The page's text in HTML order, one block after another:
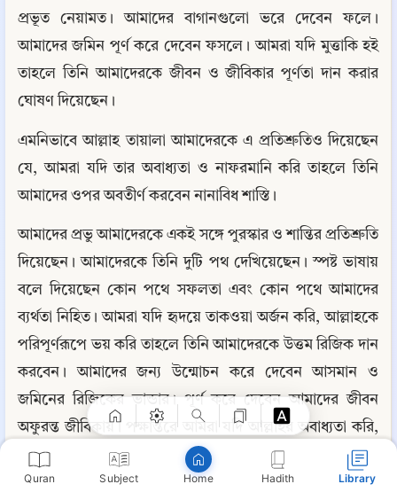
Quran Subject Home Hadith Library
প্রভূত নেয়ামত। আমাদের বাগানগুলো ভরে দেবেন ফলে।
আমাদের জমিন পূর্ণ করে দেবেন ফসলে। আমরা যদি মুত্তাকি হই
তাহলে তিনি আমাদেরকে জীবন ও জীবিকার পূর্ণতা দান করার
ঘোষণ দিয়েছেন।
এমনিভাবে আল্লাহ তায়ালা আমাদেরকে এ প্রতিশ্রুতিও দিয়েছেন
যে, আমরা যদি তার অবাধ্যতা ও নাফরমানি করি তাহলে তিনি
আমাদের ওপর অবতীর্ণ করবেন নানাবিধ শাস্তি।
আমাদের প্রভু আমাদেরকে একই সঙ্গে পুরস্কার ও শান্তির প্রতিশ্রুতি
দিয়েছেন। আমাদেরকে তিনি দুটি পথ দেখিয়েছেন। স্পষ্ট ভাষায়
বলে দিয়েছেন কোন পথে সফলতা এবং কোন পথে আমাদের
ব্যর্থতা নিহিত। আমরা যদি হৃদয়ে তাকওয়া অর্জন করি, আল্লাহকে
পরিপূর্ণরূপে ভয় করি তাহলে তিনি আমাদেরকে উত্তম রিজিক দান
করবেন। আমাদের জন্য উন্মোচন করে দেবেন আসমান ও
জমিনের রিজিকের ভান্ডার। পূর্ণ করে দেবেন আমাদের জীবন
অফুরন্ত জীবিকায়। পক্ষান্তরে আমরা যদি আল্লাহর অবাধ্যতা করি,
তার নাফরমানি করি, তার আদেশ-নিষেধ মেনে না চলি, তাহলে
তিনি আমাদের ওপর অবতীর্ণ করবেন আসমান-জমিনের অসংখ্য
Copy